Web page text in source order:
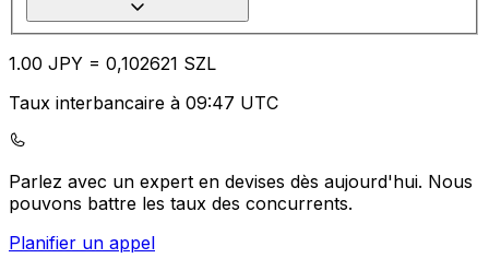
1.00 JPY = 0,102621 SZL
Taux interbancaire à 09:47 UTC
Parlez avec un expert en devises dès aujourd'hui. Nous
pouvons battre les taux des concurrents.
Planifier un appel